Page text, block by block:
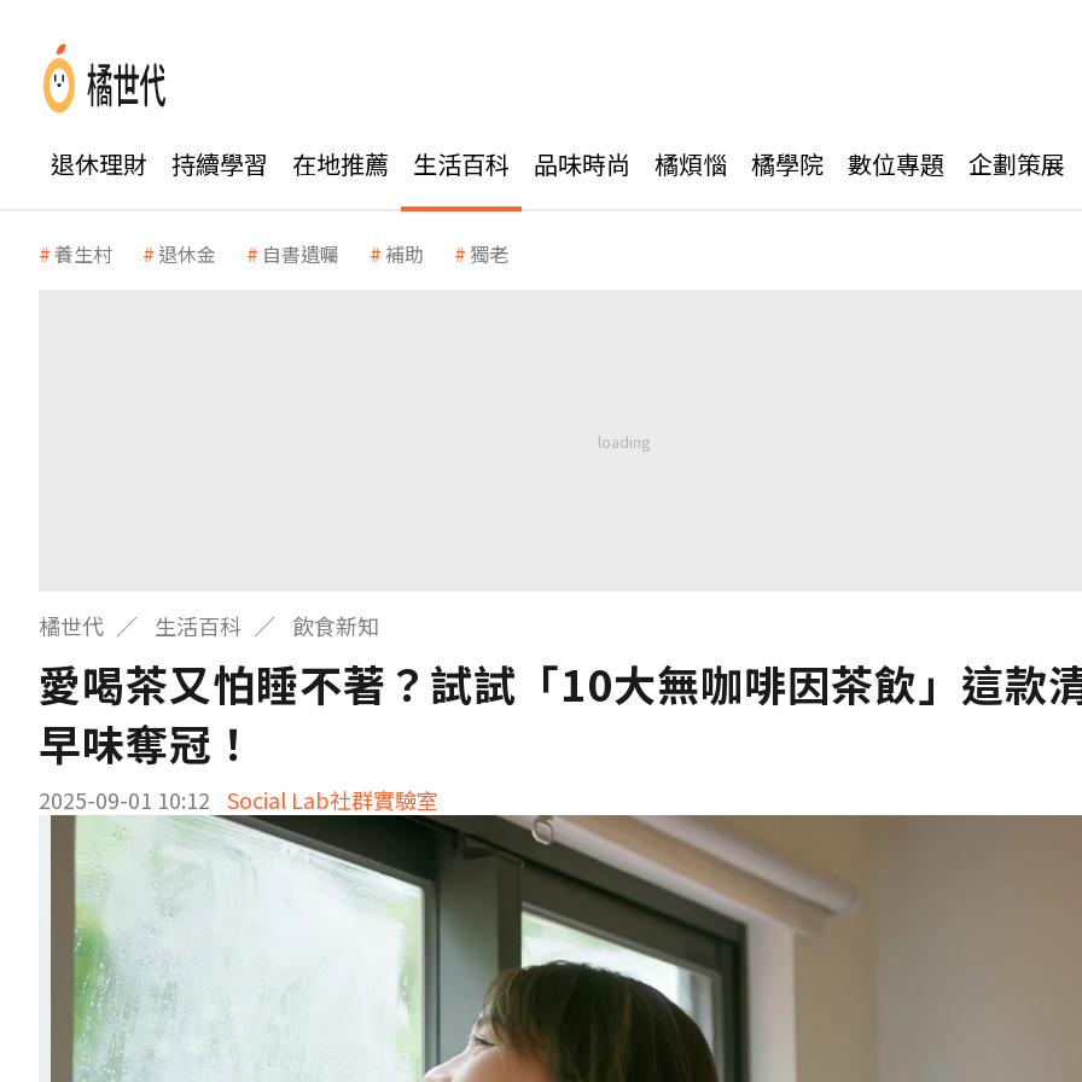
退休理財 持續學習 在地推薦 生活百科 品味時尚 橘煩惱 橘學院 數位專題 企劃策展
養生村 退休金 自書遺囑 補助 獨老
橘世代 生活百科 飲食新知
愛喝茶又怕睡不著？試試「10大無咖啡因茶飲」這款
早味奪冠！
2025-09-01 10:12 Social Lab社群實驗室